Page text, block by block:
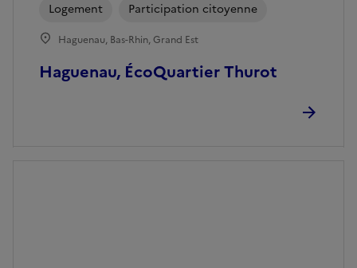
Haguenau, ÉcoQuartier Thurot
Logement Participation citoyenne
Haguenau, Bas-Rhin, Grand Est